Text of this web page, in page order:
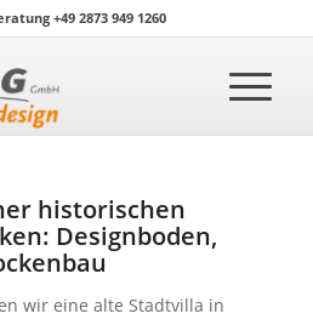
+49 2873 949 1260
historischen
Designboden,
wir eine alte Stadtvilla in